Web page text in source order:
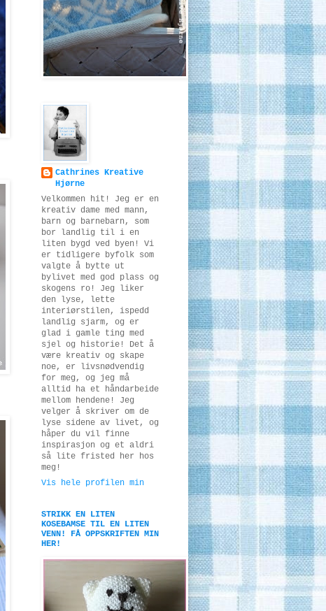
Cathrines Kreative
Hjørne
Velkommen hit! Jeg er en
kreativ dame med mann,
barn og barnebarn, som
bor landlig til i en
liten bygd ved byen! Vi
er tidligere byfolk som
valgte å bytte ut
bylivet med god plass og
skogens ro! Jeg liker
den lyse, lette
interiørstilen, ispedd
landlig sjarm, og er
glad i gamle ting med
sjel og historie! Det å
være kreativ og skape
noe, er livsnødvendig
for meg, og jeg må
alltid ha et håndarbeide
mellom hendene! Jeg
velger å skriver om de
lyse sidene av livet, og
håper du vil finne
inspirasjon og et aldri
så lite fristed her hos
meg!
Vis hele profilen min
STRIKK EN LITEN
KOSEBAMSE TIL EN LITEN
VENN! FÅ OPPSKRIFTEN MIN
HER!